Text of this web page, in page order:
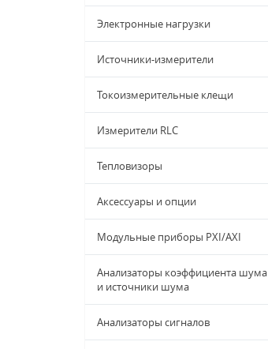
Электронные нагрузки
Источники-измерители
Токоизмерительные клещи
Измерители RLC
Тепловизоры
Аксессуары и опции
Модульные приборы PXI/AXI
Анализаторы коэффициента шума
и источники шума
Анализаторы сигналов